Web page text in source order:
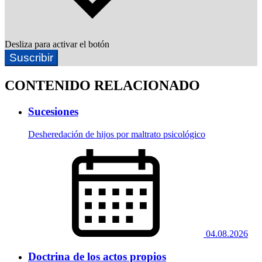
Desliza para activar el botón
Suscribir
CONTENIDO RELACIONADO
Sucesiones
Desheredación de hijos por maltrato psicológico
04.08.2026
Doctrina de los actos propios